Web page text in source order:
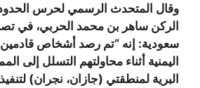
وقال المتحدث الرسمي لحرس
الركن ساهر بن محمد الحربي، في
سعودية: إنه “تم رصد أشخاص
اليمنية أثناء محاولتهم التسلل إلى
البرية لمنطقتي (جازان، نجران)